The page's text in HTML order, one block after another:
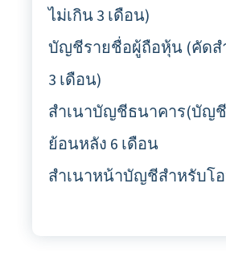
ไม่เกิน 3 เดือน)
บัญชีรายชื่อผู้ถือหุ้น (คัดส
3 เดือน)
สำเนาบัญชีธนาคาร(บัญ
ย้อนหลัง 6 เดือน
สำเนาหน้าบัญชีสำหรับโ